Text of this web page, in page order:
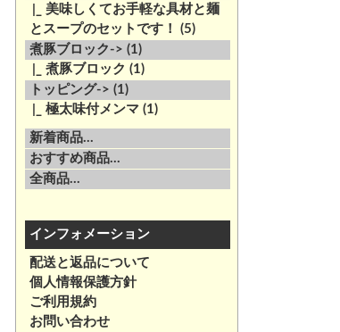
|_ 美味しくてお手軽な具材と麺
とスープのセットです！
(5)
煮豚ブロック-> (1)
|_ 煮豚ブロック (1)
トッピング-> (1)
|_ 極太味付メンマ(1)
新着商品...
おすすめ商品...
全商品...
インフォメーション
配送と返品について
個人情報保護方針
ご利用規約
お問い合わせ